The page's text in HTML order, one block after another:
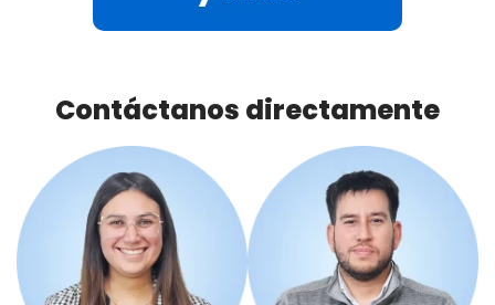
Contáctanos directamente